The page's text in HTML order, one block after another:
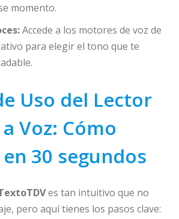
momento.
Accede a los motores de voz de
para elegir el tono que te
Uso del Lector
Voz: Cómo
30 segundos
es tan intuitivo que no
pero aquí tienes los pasos clave: